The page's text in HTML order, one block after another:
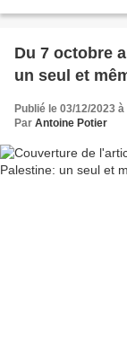
Du 7 octobre
un seul et
Publié le 03/12/2023 à
Par Antoine Potier